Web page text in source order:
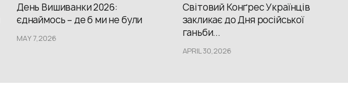
День Вишиванки 2026:
єднаймось – де б ми не були
MAY 7,2026
Світовий Конґрес Українців
закликає до Дня російської
ганьби...
APRIL 30,2026